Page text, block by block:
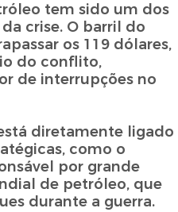
tem sido um dos
crise. O barril do
os 119 dólares,
do conflito,
de interrupções no
diretamente ligado
como o
por grande
de petróleo, que
durante a guerra.